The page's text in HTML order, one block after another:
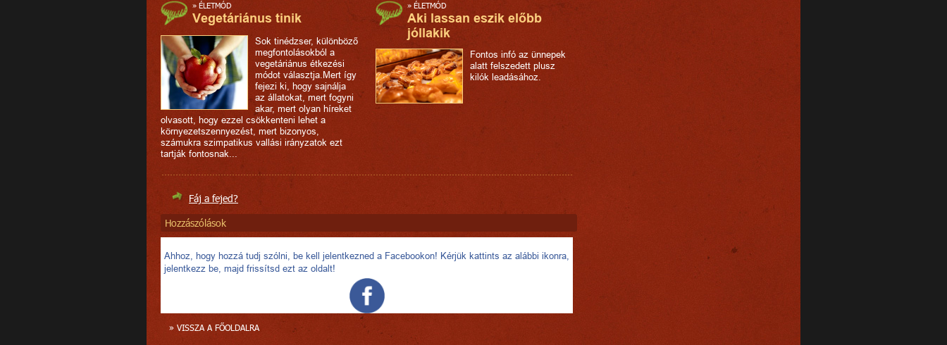
» ÉLETMÓD
Vegetáriánus tinik
Sok tinédzser, különböző
megfontolásokból a
vegetáriánus étkezési
módot választja.Mert így
fejezi ki, hogy sajnálja
az állatokat, mert fogyni
akar, mert olyan híreket
olvasott, hogy ezzel csökkenteni lehet a
környezetszennyezést, mert bizonyos,
számukra szimpatikus vallási irányzatok ezt
tartják fontosnak...
» ÉLETMÓD
Aki lassan eszik előbb
jóllakik
Fontos infó az ünnepek
alatt felszedett plusz
kilók leadásához.
Fáj a fejed?
Hozzászólások
Ahhoz, hogy hozzá tudj szólni, be kell jelentkezned a Facebookon! Kérjük kattints az alábbi ikonra,
jelentkezz be, majd frissítsd ezt az oldalt!
» VISSZA A FŐOLDALRA